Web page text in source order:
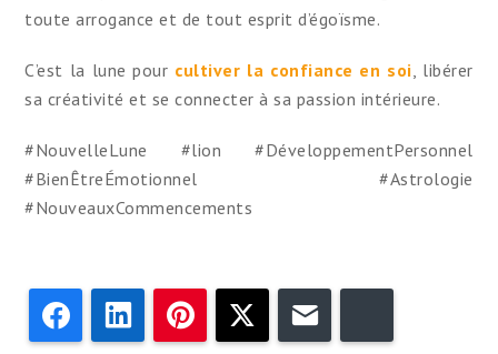
toute arrogance et de tout esprit d’égoïsme.
C’est la lune pour cultiver la confiance en soi, libérer
sa créativité et se connecter à sa passion intérieure.
#NouvelleLune #lion #DéveloppementPersonnel
#BienÊtreÉmotionnel #Astrologie
#NouveauxCommencements
FacebookLinkedIn PinterestTwitter